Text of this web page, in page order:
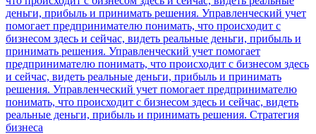
деньги, прибыль и принимать решения. Управленческий учет
помогает предпринимателю понимать, что происходит с
бизнесом здесь и сейчас, видеть реальные деньги, прибыль и
принимать решения. Управленческий учет помогает
предпринимателю понимать, что происходит с бизнесом здесь
и сейчас, видеть реальные деньги, прибыль и принимать
решения. Управленческий учет помогает предпринимателю
понимать, что происходит с бизнесом здесь и сейчас, видеть
реальные деньги, прибыль и принимать решения. Стратегия
бизнеса